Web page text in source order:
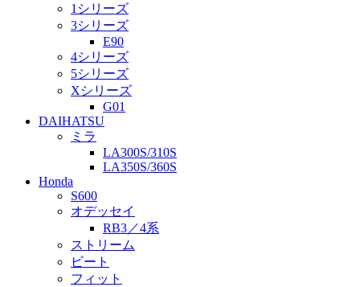
1シリーズ
3シリーズ
E90
4シリーズ
5シリーズ
Xシリーズ
G01
DAIHATSU
ミラ
LA300S/310S
LA350S/360S
Honda
S600
オデッセイ
RB3／4系
ストリーム
ビート
フィット